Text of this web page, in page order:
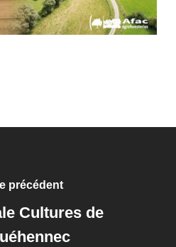
précédent
Cultures de